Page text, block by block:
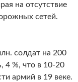
на отсутствие
сетей.
солдат на 200
4 %, что в 10-20
армий в 19 веке.